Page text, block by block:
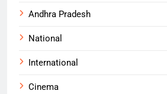
Andhra Pradesh
National
International
Cinema